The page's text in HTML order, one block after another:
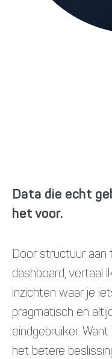
Giel
Data die echt
het voor.
Door structuur aan
dashboard, vertaal
inzichten waar je
pragmatisch en
eindgebruiker.
het betere